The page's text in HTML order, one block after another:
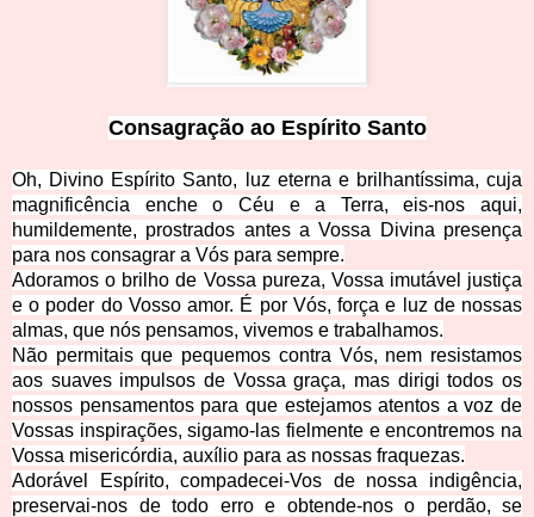
Consagração ao Espírito Santo
Oh, Divino Espírito Santo, luz eterna e brilhantíssima, cuja
magnificência enche o Céu e a Terra, eis-nos aqui,
humildemente, prostrados antes a Vossa Divina presença
para nos consagrar a Vós para sempre.
Adoramos o brilho de Vossa pureza, Vossa imutável justiça
e o poder do Vosso amor. É por Vós, força e luz de nossas
almas, que nós pensamos, vivemos e trabalhamos.
Não permitais que pequemos contra Vós, nem resistamos
aos suaves impulsos de Vossa graça, mas dirigi todos os
nossos pensamentos para que estejamos atentos a voz de
Vossas inspirações, sigamo-las fielmente e encontremos na
Vossa misericórdia, auxílio para as nossas fraquezas.
Adorável Espírito, compadecei-Vos de nossa indigência,
preservai-nos de todo erro e obtende-nos o perdão, se